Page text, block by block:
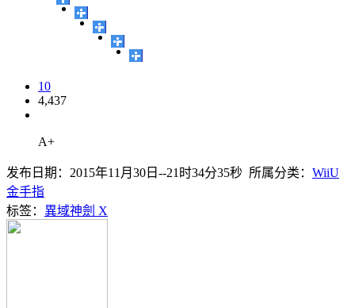
10
4,437
A+
发布日期：2015年11月30日--21时34分35秒 所属分类： WiiU
金手指
标签： 異域神劍 X